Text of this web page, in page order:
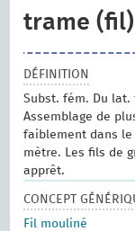
trame (fil)
DÉFINITION
Subst. fém. Du
Assemblage de
faiblement dans le
mètre. Les fils de
apprêt.
CONCEPT
Fil mouliné